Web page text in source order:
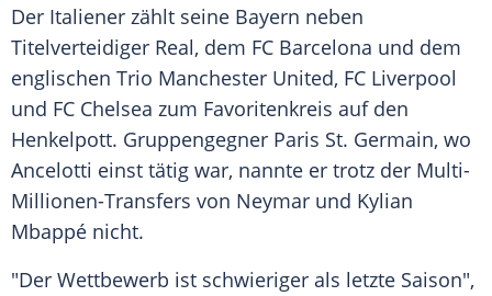
Der Italiener zählt seine Bayern neben
Titelverteidiger Real, dem FC Barcelona und dem
englischen Trio Manchester United, FC Liverpool
und FC Chelsea zum Favoritenkreis auf den
Henkelpott. Gruppengegner Paris St. Germain, wo
Ancelotti einst tätig war, nannte er trotz der Multi-
Millionen-Transfers von Neymar und Kylian
Mbappé nicht.
"Der Wettbewerb ist schwieriger als letzte Saison",